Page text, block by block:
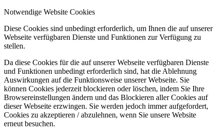
Notwendige Website Cookies
Diese Cookies sind unbedingt erforderlich, um Ihnen die auf unserer
Webseite verfügbaren Dienste und Funktionen zur Verfügung zu
stellen.
Da diese Cookies für die auf unserer Webseite verfügbaren Dienste
und Funktionen unbedingt erforderlich sind, hat die Ablehnung
Auswirkungen auf die Funktionsweise unserer Webseite. Sie
können Cookies jederzeit blockieren oder löschen, indem Sie Ihre
Browsereinstellungen ändern und das Blockieren aller Cookies auf
dieser Webseite erzwingen. Sie werden jedoch immer aufgefordert,
Cookies zu akzeptieren / abzulehnen, wenn Sie unsere Website
erneut besuchen.